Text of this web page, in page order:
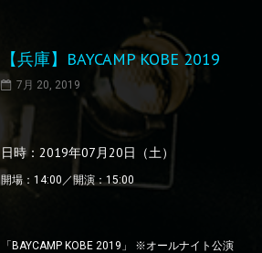
【兵庫】BAYCAMP KOBE 2019
7月 20, 2019
日時：2019年07月20日（土）
開場：14:00／開演：15:00
「BAYCAMP KOBE 2019」 ※オールナイト公演